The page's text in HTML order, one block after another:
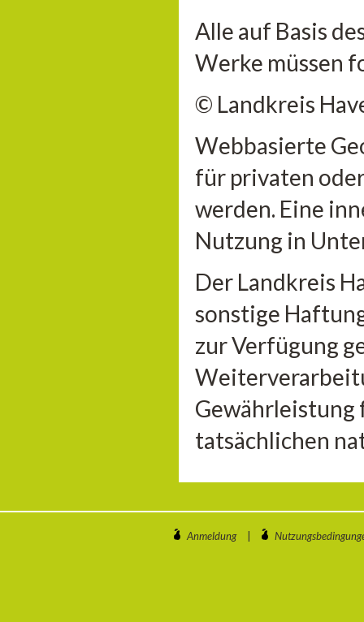
Alle auf Basis
Werke müssen
© Landkreis
Webbasierte
für privaten
werden. Eine
Nutzung in
Der Landkreis
sonstige
zur Verfügung
Gewährleistung
tatsächlichen
Anmeldung